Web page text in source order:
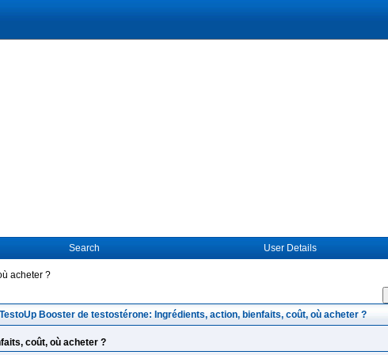
Search User Details
acheter ?
Booster de testostérone: Ingrédients, action, bienfaits, coût, où acheter ?
coût, où acheter ?